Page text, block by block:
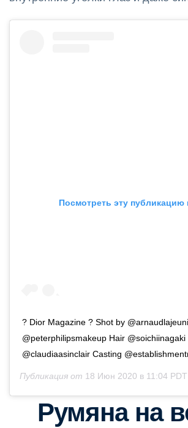
Посмотреть эту публикацию
? Dior Magazine ? Shot by
@peterphilipsmakeup Hair @soichiinagaki
@claudiaasinclair Casting
Публикация от 18 Июн 2020 в 11:04 PDT
Румяна на